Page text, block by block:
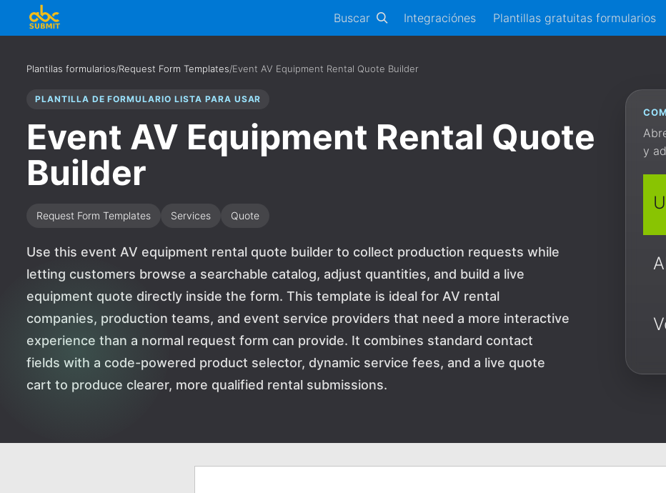
Buscar Integraciónes Plantillas gratuitas formularios
Plantilas formularios/Request Form Templates/Event AV Equipment Rental Quote Builder
PLANTILLA DE FORMULARIO LISTA PARA USAR
Event AV Equipment Rental Quote
Builder
Request Form Templates Services Quote
Use this event AV equipment rental quote builder to collect production requests while
letting customers browse a searchable catalog, adjust quantities, and build a live
equipment quote directly inside the form. This template is ideal for AV rental
companies, production teams, and event service providers that need a more interactive
experience than a normal request form can provide. It combines standard contact
fields with a code-powered product selector, dynamic service fees, and a live quote
cart to produce clearer, more qualified rental submissions.
y